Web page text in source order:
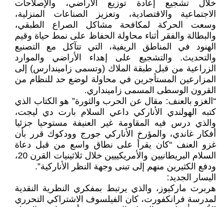
خلال تشجيع إعادة توزيع الأراضي، والإصلاحات
الاجتماعية والاقتصادية، وتعزيز الصناعات المنزلية،
وسعت الحركة لمكافحة مشاكل الصراع الطبقي،
والبطالة والفقر أثناء محاولة الحفاظ على نمط حياة وقيم
الهنود في المناطق الريفية، التي تتآكل مع التصنيع
والتحديث. والتشجيع على إهداء الأراضي والموارد
الزراعية من قبل طبقة الملاك (وتسمى زاميندارس) إلى
المزارعين المستأجرين في محاولة لوضع حد للنظام من
القرون الوسطى المسمى زامينداري.
“الغزو بالعنف: مقال عن الحرب والثورة” هو الكتاب الذي
كتبه الهولندي الأناركي داعي السلام بارت دي ليجت،
والذي درس فيه المقاومة غير العنيفة مستوحيا جزئيا
أفكار غاندي، والمؤرخ الأناركي جورج وودكوك قرر بأن
غزو العنف “كان يقرأ على نطاق واسع من قبل دعاة
السلام البريطانيين والأمريكييين خلال ثلاثينيات القرن 20،
ودفع الكثيرين منهم إلى تبنى وجهة النظر الأناركية”.
اليسار الجديد:
هربرت ماركيوز، والذي يرتبط بمفكري النظرية النقدية
لمدرسة فرانكفورت، كان الفيلسوف الاشتراكي التحرري